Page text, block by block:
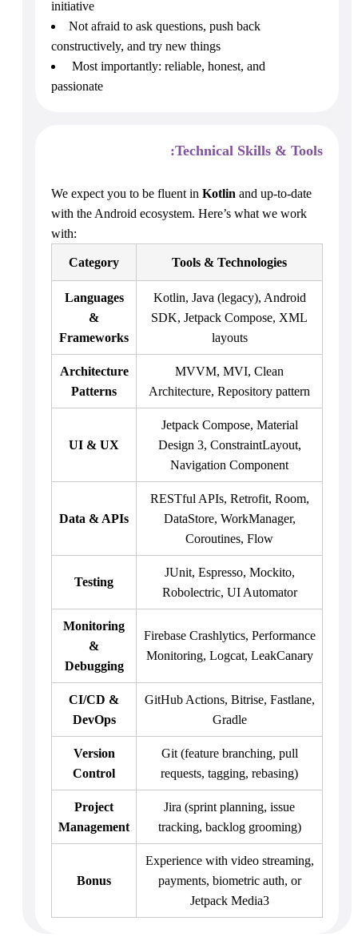
initiative
Not afraid to ask questions, push back
constructively, and try new things
Most importantly: reliable, honest, and
passionate
Technical Skills & Tools:
We expect you to be fluent in Kotlin and up-to-date
with the Android ecosystem. Here’s what we work
with:
Tools & Technologies
Category
Kotlin, Java (legacy), Android
SDK, Jetpack Compose, XML
layouts
Languages
&
Frameworks
MVVM, MVI, Clean
Architecture, Repository pattern
Architecture
Patterns
Jetpack Compose, Material
Design 3, ConstraintLayout,
Navigation Component
UI & UX
RESTful APIs, Retrofit, Room,
DataStore, WorkManager,
Coroutines, Flow
Data & APIs
JUnit, Espresso, Mockito,
Robolectric, UI Automator
Testing
Firebase Crashlytics, Performance
Monitoring, Logcat, LeakCanary
Monitoring
&
Debugging
GitHub Actions, Bitrise, Fastlane,
Gradle
CI/CD &
DevOps
Git (feature branching, pull
requests, tagging, rebasing)
Version
Control
Jira (sprint planning, issue
tracking, backlog grooming)
Project
Management
Experience with video streaming,
payments, biometric auth, or
Jetpack Media3
Bonus